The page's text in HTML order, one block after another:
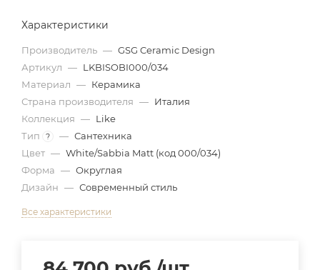
Характеристики
Производитель — GSG Ceramic Design
Артикул — LKBISOBI000/034
Материал — Керамика
Страна производителя — Италия
Коллекция — Like
Тип
? — Сантехника
Цвет — White/Sabbia Matt (код 000/034)
Форма — Округлая
Дизайн — Современный стиль
Все характеристики